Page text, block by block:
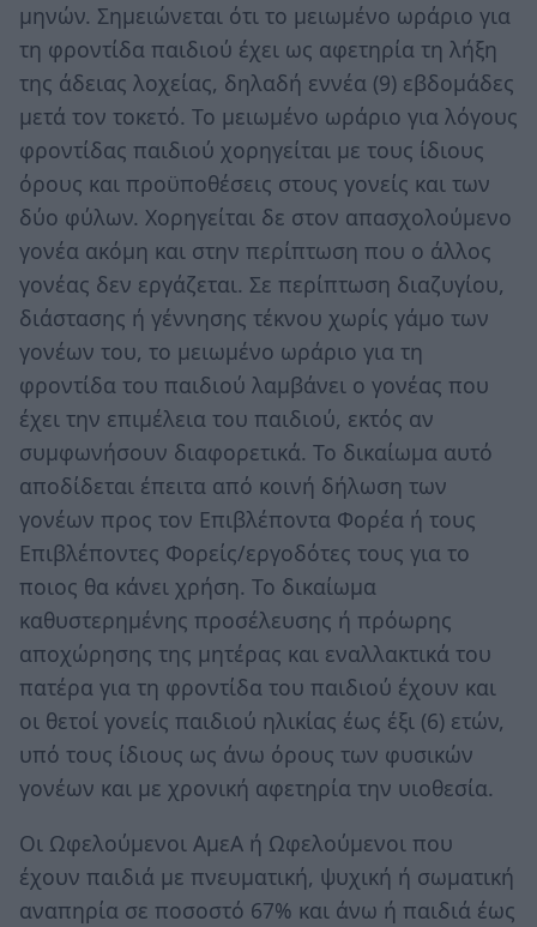
μηνών. Σημειώνεται ότι το μειωμένο ωράριο για
τη φροντίδα παιδιού έχει ως αφετηρία τη λήξη
της άδειας λοχείας, δηλαδή εννέα (9) εβδομάδες
μετά τον τοκετό. Το μειωμένο ωράριο για λόγους
φροντίδας παιδιού χορηγείται με τους ίδιους
όρους και προϋποθέσεις στους γονείς και των
δύο φύλων. Χορηγείται δε στον απασχολούμενο
γονέα ακόμη και στην περίπτωση που ο άλλος
γονέας δεν εργάζεται. Σε περίπτωση διαζυγίου,
διάστασης ή γέννησης τέκνου χωρίς γάμο των
γονέων του, το μειωμένο ωράριο για τη
φροντίδα του παιδιού λαμβάνει ο γονέας που
έχει την επιμέλεια του παιδιού, εκτός αν
συμφωνήσουν διαφορετικά. Το δικαίωμα αυτό
αποδίδεται έπειτα από κοινή δήλωση των
γονέων προς τον Επιβλέποντα Φορέα ή τους
Επιβλέποντες Φορείς/εργοδότες τους για το
ποιος θα κάνει χρήση. Το δικαίωμα
καθυστερημένης προσέλευσης ή πρόωρης
αποχώρησης της μητέρας και εναλλακτικά του
πατέρα για τη φροντίδα του παιδιού έχουν και
οι θετοί γονείς παιδιού ηλικίας έως έξι (6) ετών,
υπό τους ίδιους ως άνω όρους των φυσικών
γονέων και με χρονική αφετηρία την υιοθεσία.
Οι Ωφελούμενοι ΑμεΑ ή Ωφελούμενοι που
έχουν παιδιά με πνευματική, ψυχική ή σωματική
αναπηρία σε ποσοστό 67% και άνω ή παιδιά έως